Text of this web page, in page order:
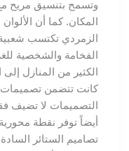
وتسمح بتنسيق مريح مع
المكان. كما أن الألوان
الزمردي تكتسب شعبية
الفخامة والشخصية
الكثير من المنازل إلى
كانت تتضمن تصميمات
التصميمات لا تضيف فقط
أيضاً توفر نقطة محورية
تصاميم الستائر السادة